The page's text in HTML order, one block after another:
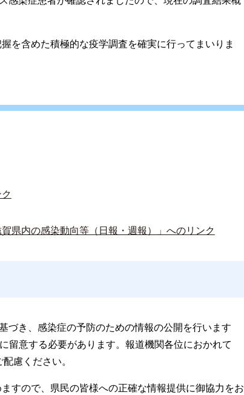
を含めた積極的な疫学調査を確実に行ってまいりま
県内の感染動向等（日報・週報）」へのリンク
づき、感染症の予防のための情報の公開を行います
留意する必要があります。報道機関各位におかれて
慮ください。
すので、県民の皆様への正確な情報提供に御協力をお